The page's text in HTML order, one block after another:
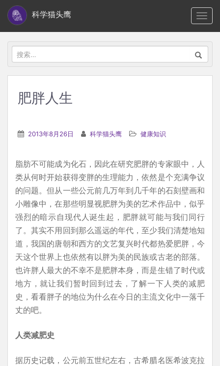
i
科学猫头鹰
搜
索：
肥胖人生
2013年8月26日 科学猫头鹰 健康知识
脂肪不可能成为化石，因此在研究肥胖的专家眼中，人
类从何时开始获得变胖的生理能力，依然是个充满争议
的问题。但从一些公元前几万年到几千年的石刻壁画和
小雕像中，在那些明显视肥胖为美的艺术作品中，似乎
强烈的暗示自现代人诞生起，肥胖就可能与我们同行
了。其实不用回到那么遥远的年代，至少我们清楚地知
道，我国的唐朝和西方的文艺复兴时代都热爱肥胖，今
天这个世界上也依然有以胖为美的民族或古老的部落。
也许胖人最大的不幸不是肥胖本身，而是生错了时代或
地方，就让我们暂时回到过去，了解一下人类的减肥
史，看看胖子的地位为什么在今日的主流文化中一落千
丈的吧。
人类减肥史
据历史记载，公元前五世纪左右，古希腊名医希波克拉